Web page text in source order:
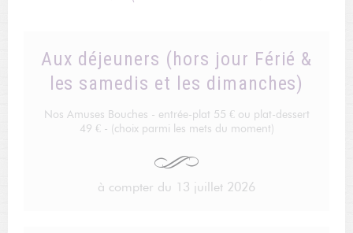
Aux déjeuners (hors jour Férié &
les samedis et les dimanches)
Nos Amuses Bouches - entrée-plat 55 € ou plat-dessert
49 € - (choix parmi les mets du moment)
à compter du 13 juillet 2026